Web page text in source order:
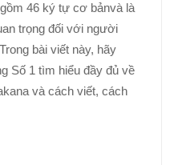
46 ký tự cơ bảnvà là
trọng đối với người
bài viết này, hãy
Số 1 tìm hiểu đầy đủ về
và cách viết, cách